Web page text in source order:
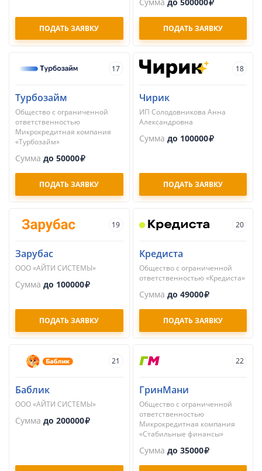
ПОДАТЬ ЗАЯВКУ ПОДАТЬ ЗАЯВКУ
17
Турбозайм
Общество с ограниченной
ответственностью
Микрокредитная компания
«Турбозайм»
Сумма до 50000
ПОДАТЬ ЗАЯВКУ
18
Чирик
ИП Солодовникова Анна
Александровна
Сумма до 100000
ПОДАТЬ ЗАЯВКУ
19
Зарубас
ООО «АЙТИ СИСТЕМЫ»
Сумма до 100000
ПОДАТЬ ЗАЯВКУ
20
Кредиста
Общество с ограниченной
ответственностью «Кредиста»
Сумма до 49000
ПОДАТЬ ЗАЯВКУ
21
Баблик
ООО «АЙТИ СИСТЕМЫ»
Сумма до 200000
22
ГринМани
Общество с ограниченной
ответственностью
Микрокредитная компания
«Стабильные финансы»
Сумма до 35000